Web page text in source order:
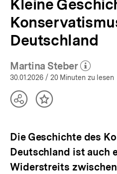
Kleine
Deutschland
Martina Steber
(Mehr zum
öffnen
30.01.2026 / 20 Minuten zu lesen
TeilenInhalt
Die Geschichte des
Deutschland ist auch
Widerstreits